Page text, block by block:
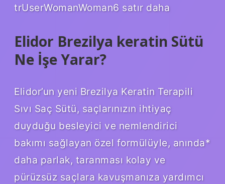
trUserWomanWoman6 satır daha
Elidor Brezilya keratin Sütü
Ne İşe Yarar?
Elidor’un yeni Brezilya Keratin Terapili
Sıvı Saç Sütü, saçlarınızın ihtiyaç
duyduğu besleyici ve nemlendirici
bakımı sağlayan özel formülüyle, anında*
daha parlak, taranması kolay ve
pürüzsüz saçlara kavuşmanıza yardımcı